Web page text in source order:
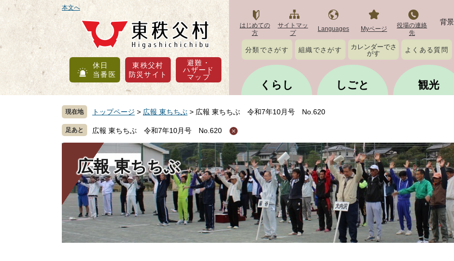
ペ
ー
ジ
の
メ
ニ
ュ
ー
本文へ
休日
当番医
東秩父村
防災サイト
避難・
ハザード
マップ
はじめての
方
サイトマッ
プ
Languages Myページ
役場の連絡
先
背
分類でさがす 組織でさがす
カレンダーでさ
がす
よくある質問
くらし しごと 観光
現在地 トップページ > 広報 東ちちぶ > 広報 東ちちぶ 令和7年10月号 No.620
広報 東ちちぶ 令和7年10月号 No.620
広報 東ちちぶ